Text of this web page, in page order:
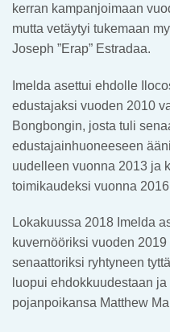
kerran kampanjoimaan
mutta vetäytyi tukemaan
Joseph ”Erap” Estradaa.
Imelda asettui ehdolle
edustajaksi vuoden 2010
Bongbongin, josta tuli
edustajainhuoneeseen
uudelleen vuonna 2013 ja
toimikaudeksi vuonna
Lokakuussa 2018 Imelda
kuvernööriksi vuoden
senaattoriksi ryhtyneen
luopui ehdokkuudestaan
pojanpoikansa Matthew